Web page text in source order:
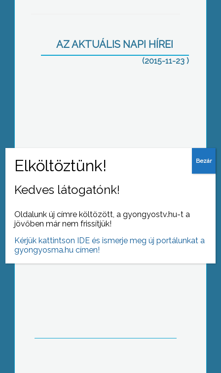
AZ AKTUÁLIS NAPI HÍREI
(2015-11-23 )
Príma
Kedves látogatónk!
Oldalunk új címre költözött, a gyongyostv.hu-t a
jövőben már nem frissítjük!
Kérjük kattintson IDE és ismerje meg új portálunkat a
gyongyosma.hu címen!